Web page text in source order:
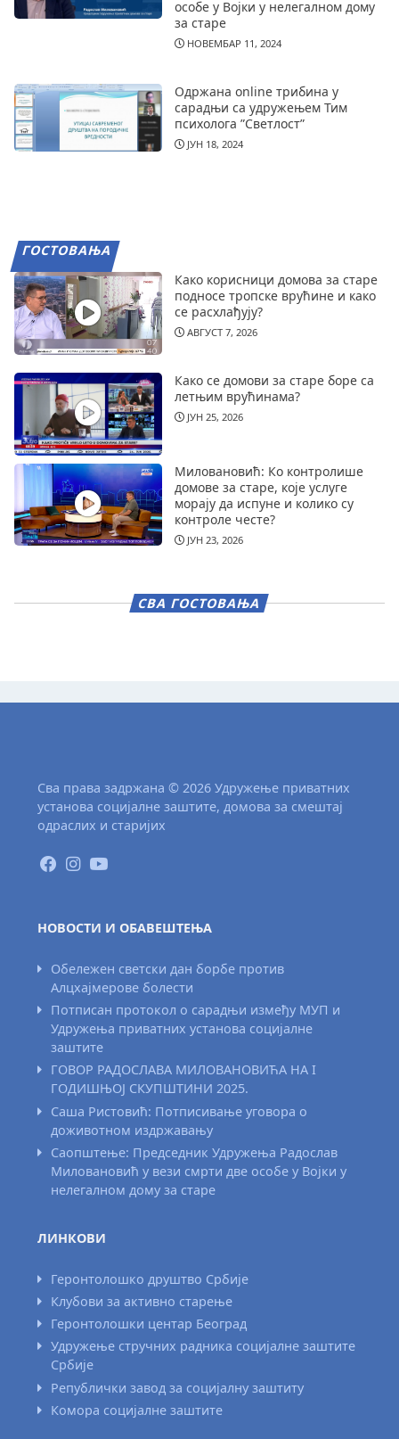
особе у Војки у нелегалном дому
за старе
НОВЕМБАР 11, 2024
Одржана online трибина у
сарадњи са удружењем Тим
психолога ”Светлост”
ЈУН 18, 2024
ГОСТОВАЊА
Како корисници домова за старе
подносе тропске врућине и како
се расхлађују?
АВГУСТ 7, 2026
Како се домови за старе боре са
летњим врућинама?
ЈУН 25, 2026
Миловановић: Ко контролише
домове за старе, које услуге
морају да испуне и колико су
контроле честе?
ЈУН 23, 2026
СВА ГОСТОВАЊА
Сва права задржана © 2026 Удружење приватних
установа социјалне заштите, домова за смештај
одраслих и старијих
НОВОСТИ И ОБАВЕШТЕЊА
Обележен светски дан борбе против
Алцхајмерове болести
Потписан протокол о сарадњи између МУП и
Удружења приватних установа социјалне
заштите
ГОВОР РАДОСЛАВА МИЛОВАНОВИЋА НА I
ГОДИШЊОЈ СКУПШТИНИ 2025.
Саша Ристовић: Потписивање уговора о
доживотном издржавању
Саопштење: Председник Удружења Радослав
Миловановић у вези смрти две особе у Војки у
нелегалном дому за старе
ЛИНКОВИ
Геронтолошко друштво Србије
Клубови за активно старење
Геронтолошки центар Београд
Удружење стручних радника социјалне заштите
Србије
Републички завод за социјалну заштиту
Комора социјалне заштите